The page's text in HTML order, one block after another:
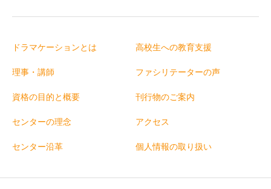
ドラマケーションとは
理事・講師
資格の目的と概要
センターの理念
センター沿革
高校生への教育支援
ファシリテーターの声
刊行物のご案内
アクセス
個人情報の取り扱い